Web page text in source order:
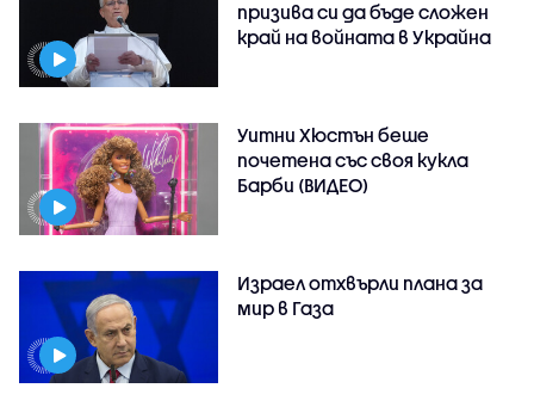
призива си да бъде сложен
край на войната в Украйна
Уитни Хюстън беше
почетена със своя кукла
Барби (ВИДЕО)
Израел отхвърли плана за
мир в Газа